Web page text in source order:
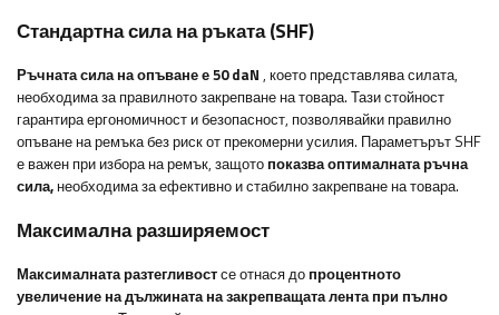
Стандартна сила на ръката (SHF)
Ръчната сила на опъване е 50 daN , което представлява силата,
необходима за правилното закрепване на товара. Тази стойност
гарантира ергономичност и безопасност, позволявайки правилно
опъване на ремъка без риск от прекомерни усилия. Параметърът SHF
е важен при избора на ремък, защото показва оптималната ръчна
сила, необходима за ефективно и стабилно закрепване на товара.
Максимална разширяемост
Максималната разтегливостсе отнася до процентното
увеличение на дължината на закрепващата лента при пълно